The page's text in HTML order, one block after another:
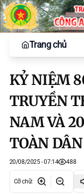
Trang chủ
KỶ NIỆM
TRUYỀN
NAM VÀ
TOÀN
20/08/2025 - 07:14 488
Cỡ chữ: